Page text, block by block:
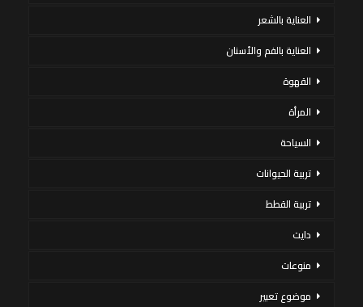
العناية بالشعر
العناية بالفم والأسنان
القهوة
المرأة
السياحة
تربية الحيوانات
تربية القطط
دايت
منوعات
موضوع تعبير